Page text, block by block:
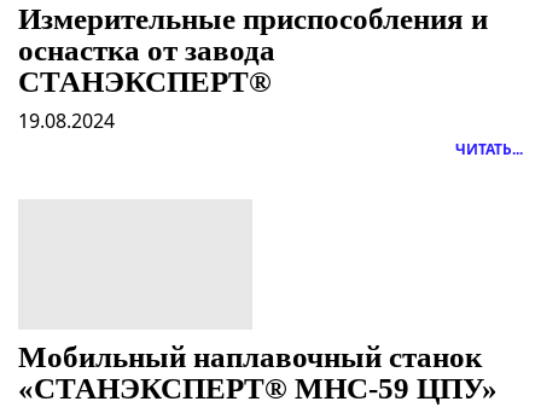
Измерительные приспособления и
оснастка от завода
СТАНЭКСПЕРТ®
19.08.2024
ЧИТАТЬ...
Мобильный наплавочный станок
«СТАНЭКСПЕРТ® МНС-59 ЦПУ»